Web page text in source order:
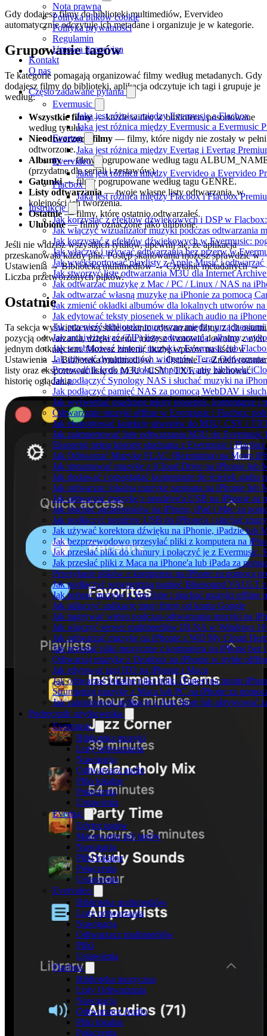
Nota prawna
Polityka plików cookie
Polityka prywatności
Regulamin
Umowa licencyjna
Kontakt
O nas
Często zadawane pytania
Evermusic
Jaka jest różnica między Evermusic a Flacbox
Jaka jest różnica między Evermusic a Evermusic
Evertag
Jaka jest różnica między Evertag i Evertag
Evervideo
Jaka jest różnica między Evervideo a Evervideo
Flacbox
Jaka jest różnica między Flacbox i Flacbox
Instrukcje
Jak korzystać z efektów dźwiękowych i DSP w
Jak włączyć wizualizator muzyki podczas odtwarzania
Jak korzystać z efektów dźwiękowych w Evermusic:
Jak włączyć i używać odtwarzania bez przerw w
Jak wyeksportować playlisty z Apple Music i
Jak stworzyć listę odtwarzania M3U dla Internet
Jak odtwarzać muzykę z Mac / PC / Linux / NAS na
Jak odtwarzać własną muzykę na iPhonie za pomocą
Jak zmienić okładki albumów dla lokalnych utworów
Jak edytować teksty piosenek w plikach audio na
Jak przenieść bibliotekę muzyczną między
Jak archiwizować (ZIP) listy odtwarzania, albumy,
Jak scrobblować historię muzyki z Evermusic lub
Jak używać dynamicznych widgetów Teraz
Przewodnik krok po kroku: Importowanie biblioteki
Jak podłączyć Synology NAS i słuchać muzyki na
Jak podłączyć pamięć NAS za pomocą WebDAV i
Jak wyświetlać osadzone teksty piosenek, komentarze
Odtwarzanie muzyki offline w Evermusic i Flacbox:
Jak eksportować kolekcję utworów do M3U, CSV i
Jak zaimportować listę odtwarzania M3U do Evermusic
Eksportuj pełną historię słuchania z Evermusic i
Jak Odtwarzać Muzykę FLAC (Bezstratną) na Moim
Jak streamować muzykę z iCloud Drive na iPhonie lub
Jak dodawać i przeglądać komentarze do ścieżek
Jak odtwarzac lokalna muzyke zapisana na iPhonie lub
Jak odtwarzać muzykę z pendrive'a USB na iPhonie
Jak słuchać audiobooków na iPhone, iPad i Mac za
Jak podłączyć pendrive USB do iPhone'a i słuchać
Jak używać korektora dźwięku na iPhonie, iPadzie lub
Jak bezprzewodowo przesyłać pliki z komputera na
Jak przesłać pliki do chmury i połączyć je z Evermusic,
Jak przesłać pliki z Maca na iPhone'a lub iPada za
Przesyłanie plików z komputera na iPhone za pomocą
Jak podłączyć wewnętrzną pamięć Bluesound VAULT
Jak pobrać muzykę z YouTube i słuchać muzyki offline
Jak odłączyć aplikację innej firmy od konta Google
Jak nagrywać wideo podczas odtwarzania muzyki na
Jak włączyć serwer multimediów DLNA w Windows
Jak odtwarzać muzykę na iPhonie z WD My Cloud
Jak przesłać pliki muzyczne z komputera na iPhone
Odtwarzaj muzykę z Dropbox na iPhonie w trybie
Jak edytować tagi ID3 na iPhonie i Macu
Jak odtwarzać lokalne pliki (pliki iTunes) na moim
Strumieniuj muzykę z Maca lub PC na iPhone za
Jak zainstalować aplikację z App Store lub aktywować
Podręcznik użytkownika
Evermusic
Biblioteka muzyki
Listy odtwarzania
Nawigacja
Odtwarzacz audio
Pliki lokalne
Połączenia
Ustawienia
Evertag
Edytor tagów
Mapowania pól tagów
Nawigacja
Pliki lokalne
Połączenia
Ustawienia
Evervideo
Biblioteka multimediów
Listy odtwarzania
Nawigacja
Odtwarzacz multimediów
Pliki
Ustawienia
Flacbox
Biblioteka muzyczna
Listy Odtwarzania
Nawigacja
Odtwarzacz Audio
Pliki lokalne
Połączenia
Gdy dodajesz filmy do biblioteki multimediów, Evervideo
automatycznie odczytuje ich metadane i organizuje je w kategorie.
Grupowanie tagów
Te kategorie pomagają organizować filmy według metadanych. Gdy
dodajesz filmy do biblioteki, aplikacja odczytuje ich tagi i grupuje je
według:
Wszystkie filmy— każde wideo w bibliotece, posortowane
według tytułu.
Nieodtworzone filmy — filmy, które nigdy nie zostały w pełni
odtworzone.
Albumy— filmy pogrupowane według tagu
(przydatne dla seriali i zestawów).
Gatunki— filmy pogrupowane według tagu GENRE.
Listy odtwarzania — twoje własne listy odtwarzania, w
kolejności ich tworzenia.
Ostatnie— filmy, które ostatnio odtwarzałeś.
Ulubione— filmy oznaczone jako ulubione.
Jeśli nie widzisz wszystkich tytułów, upewnij się, że aplikacja
przeskanowała każdy plik. Postęp skanowania możesz sprawdzić w
Ustawienia → Biblioteka multimediów → Czytanie metadanych →
Liczba przetworzonych plików.
Ostatnie
Ta sekcja wyświetla wszystkie ostatnio odtwarzane filmy z ich
pozycją odtwarzania, dzięki czemu możesz wznowić dowolny z nich
jednym dotknięciem. Możesz zmienić liczbę wpisów na liście w
Ustawienia → Biblioteka multimediów → Ostatnie → Zmień rozmiar
listy oraz eksportować listę do M3U / CSV / TXT, aby zachować
historię oglądania.